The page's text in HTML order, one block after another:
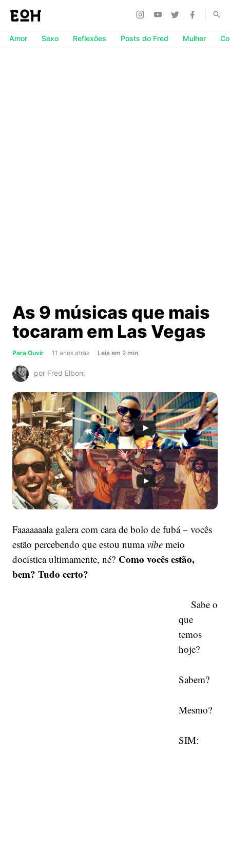
Amor Sexo Reflexões Posts do Fred Mulher
As 9 músicas que mais
tocaram em Las Vegas
Para Ouvir 11 anos atrás Leia about
que
mais
tocaram
em
Las
Vegas
em 2 min
por Fred Elboni
Faaaaaaala galera com cara de bolo de fubá – vocês
estão percebendo que estou numavibemeio
docística ultimamente, né? Como vocês estão,
bem? Tudo certo?
Sabe o
que
temos
hoje?
Sabem?
Mesmo?
SIM: